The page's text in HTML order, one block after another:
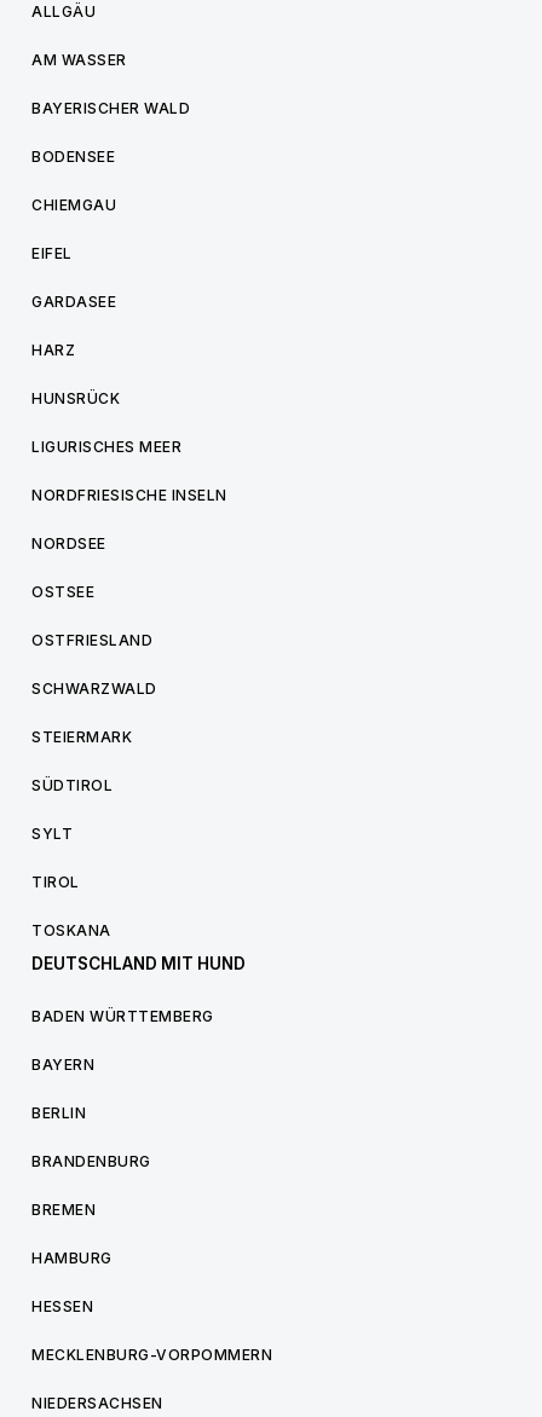
ALLGÄU
AM WASSER
BAYERISCHER WALD
BODENSEE
CHIEMGAU
EIFEL
GARDASEE
HARZ
HUNSRÜCK
LIGURISCHES MEER
NORDFRIESISCHE INSELN
NORDSEE
OSTSEE
OSTFRIESLAND
SCHWARZWALD
STEIERMARK
SÜDTIROL
SYLT
TIROL
TOSKANA
DEUTSCHLAND MIT HUND
BADEN WÜRTTEMBERG
BAYERN
BERLIN
BRANDENBURG
BREMEN
HAMBURG
HESSEN
MECKLENBURG-VORPOMMERN
NIEDERSACHSEN